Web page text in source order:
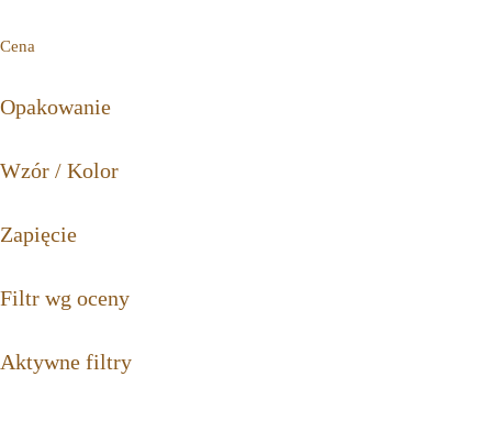
Cena
Opakowanie
Wzór / Kolor
Zapięcie
Filtr wg oceny
Aktywne filtry